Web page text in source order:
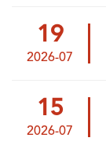
19
2026-07
15
2026-07